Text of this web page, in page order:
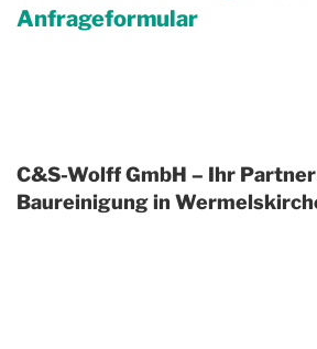
Anfrageformular
C&S-Wolff GmbH – Ihr
Baureinigung in